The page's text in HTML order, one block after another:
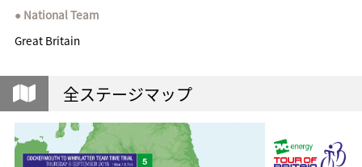
National Team
Great Britain
全ステージマップ